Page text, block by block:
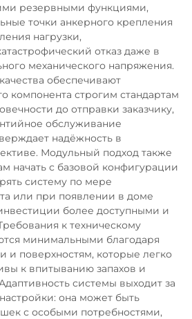
резервными функциями,
точки анкерного крепления
нагрузки,
отказ даже в
механического напряжения.
обеспечивают
компонента строгим стандартам
до отправки заказчику,
обслуживание
надёжность в
Модульный подход также
начать с базовой конфигурации
систему по мере
или при появлении в доме
более доступными и
к техническому
минимальными благодаря
и поверхностям, которые легко
к впитыванию запахов и
системы выходит за
она может быть
с особыми потребностями,